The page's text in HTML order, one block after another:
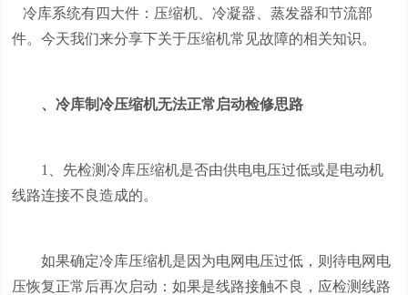
冷库系统有四大件：压缩机、冷凝器、蒸发器和节流部
件。今天我们来分享下关于压缩机常见故障的相关知识。
、冷库制冷压缩机无法正常启动检修思路
1、先检测冷库压缩机是否由供电电压过低或是电动机
线路连接不良造成的。
如果确定冷库压缩机是因为电网电压过低，则待电网电
压恢复正常后再次启动：如果是线路接触不良，应检测线路